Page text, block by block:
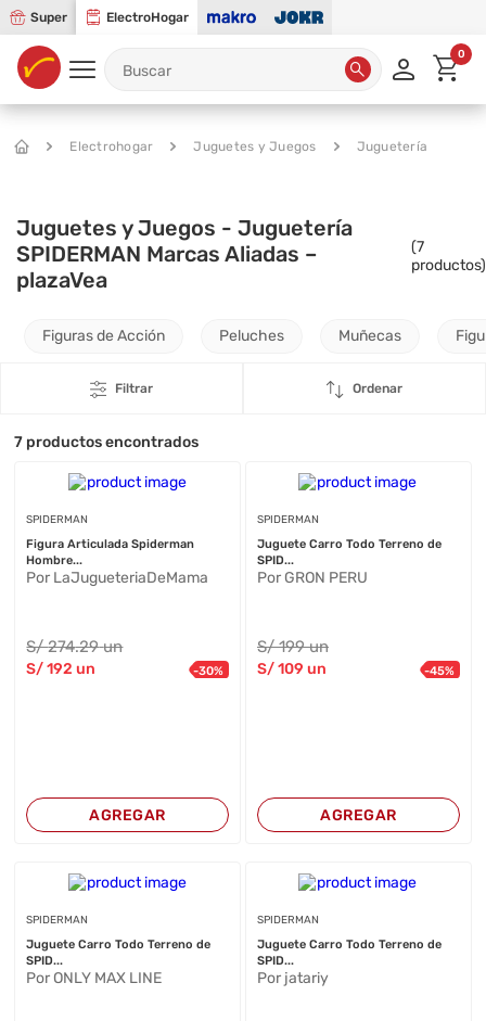
Super ElectroHogar
0
Electrohogar Juguetes y Juegos Juguetería
Juguetes y Juegos - Juguetería
SPIDERMAN Marcas Aliadas –
plazaVea
(7
productos)
Figuras de Acción Peluches Muñecas
Filtrar Ordenar
7 productos encontrados
SPIDERMAN
Figura Articulada Spiderman
Hombre...
Por LaJugueteriaDeMama
S/274.29 un
S/192 un -30%
AGREGAR
SPIDERMAN
Juguete Carro Todo Terreno de
SPID...
Por GRON PERU
S/199 un
S/109 un -45%
AGREGAR
SPIDERMAN
Juguete Carro Todo Terreno de
SPID...
Por ONLY MAX LINE
SPIDERMAN
Juguete Carro Todo Terreno de
SPID...
Por jatariy